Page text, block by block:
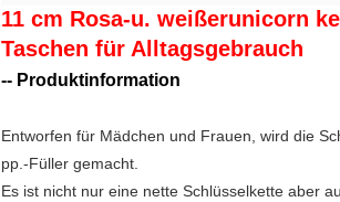
11 cm Rosa-u. weißerunicorn
Taschen für Alltagsgebrauch
-- Produktinformation
Entworfen für Mädchen und Frauen, wird die
pp.-Füller gemacht.
Es ist nicht nur eine nette Schlüsselkette aber